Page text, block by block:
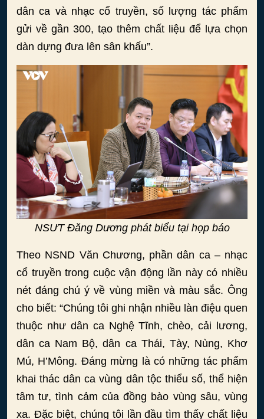
dân ca và nhạc cổ truyền, số lượng tác phẩm
gửi về gần 300, tạo thêm chất liệu để lựa chọn
dàn dựng đưa lên sân khấu”.
NSƯT Đăng Dương phát biểu tại họp báo
Theo NSND Văn Chương, phần dân ca – nhạc
cổ truyền trong cuộc vận động lần này có nhiều
nét đáng chú ý về vùng miền và màu sắc. Ông
cho biết: “Chúng tôi ghi nhận nhiều làn điệu quen
thuộc như dân ca Nghệ Tĩnh, chèo, cải lương,
dân ca Nam Bộ, dân ca Thái, Tày, Nùng, Khơ
Mú, H’Mông. Đáng mừng là có những tác phẩm
khai thác dân ca vùng dân tộc thiểu số, thể hiện
tâm tư, tình cảm của đồng bào vùng sâu, vùng
xa. Đặc biệt, chúng tôi lần đầu tìm thấy chất liệu